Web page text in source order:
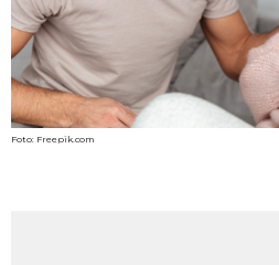
Foto: Freepik.com